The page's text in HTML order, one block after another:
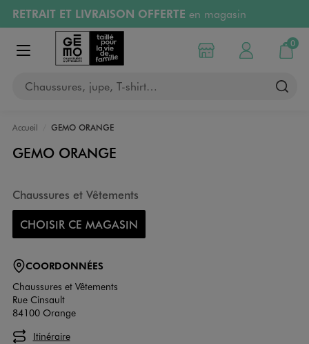
Aller au contenu principal
Aller à la navigation
RETRAIT ET LIVRAISON OFFERTE en magasin
Retours OFFERTSpendant 30 jours
PAYEZ EN 3x SANS FRAIS
RÉSERVATION GRATUITE
Afficher le menu
Chaussures, jupe, T-shirt…
Choisir mon magasin
Mon compte
0
Mon
Accueil GEMO ORANGE
GEMO ORANGE
Chaussures et Vêtements
CHOISIR CE MAGASIN
COORDONNÉES
Chaussures et Vêtements
Rue Cinsault
84100 Orange
Itinéraire